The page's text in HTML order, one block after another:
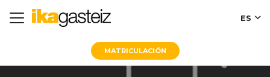
ES
MATRICULACIÓN